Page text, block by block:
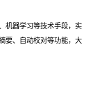
机器学习等技术手段，实
要、自动校对等功能，大